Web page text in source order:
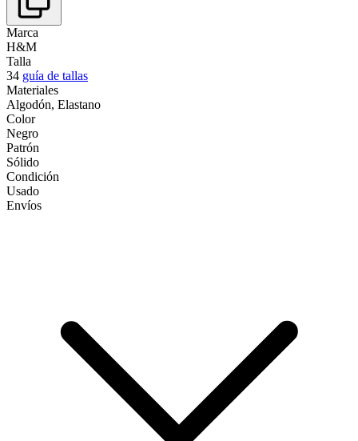
Marca
H&M
Talla
34 guía de tallas
Materiales
Algodón, Elastano
Color
Negro
Patrón
Sólido
Condición
Usado
Envíos